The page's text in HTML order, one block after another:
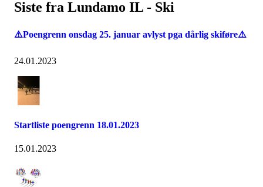
Siste fra Lundamo IL - Ski
⚠️Poengrenn onsdag 25. januar avlyst pga dårlig skiføre⚠️
24.01.2023
Startliste poengrenn 18.01.2023
15.01.2023